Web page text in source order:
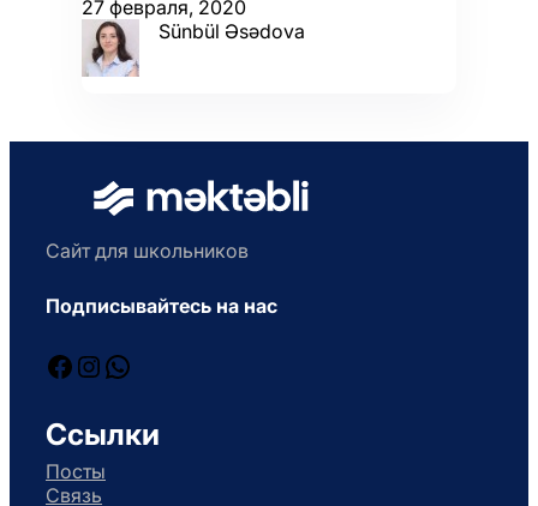
27 февраля, 2020
Sünbül Əsədova
Сайт для школьников
Подписывайтесь на нас
Facebook
Instagram
WhatsApp
Ссылки
Посты
Связь